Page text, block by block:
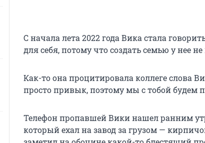
С начала лета 2022 года Вика стала
для себя, потому что создать семью у нее не
Как-то она процитировала коллеге слова
просто привык, поэтому мы с тобой будем
Телефон пропавшей Вики нашел ранним
который ехал на завод за грузом —